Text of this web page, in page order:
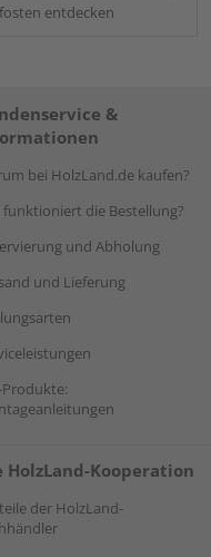
entdecken
&
bei HolzLand.de kaufen?
funktioniert die Bestellung?
und Abholung
und Lieferung
Produkte:
HolzLand-Kooperation
der HolzLand-